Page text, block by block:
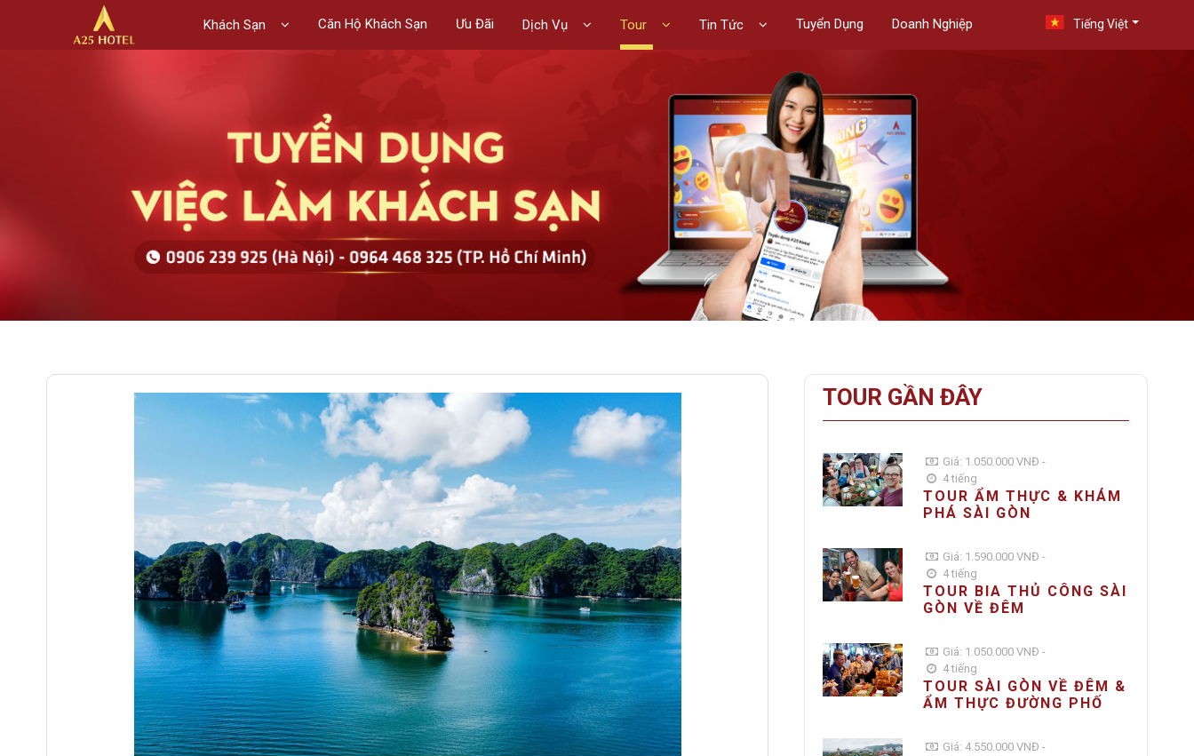
Khách Sạn Căn Hộ Khách Sạn Ưu Đãi Dịch Vụ Tour Tin Tức Tuyển Dụng Doanh Nghiệp Tiếng Việt
TOUR GẦN ĐÂY
Giá: 1.050.000 VNĐ -
4 tiếng
TOUR ẨM THỰC & KHÁM
PHÁ SÀI GÒN
Giá: 1.590.000 VNĐ -
4 tiếng
TOUR BIA THỦ CÔNG SÀI
GÒN VỀ ĐÊM
Giá: 1.050.000 VNĐ -
4 tiếng
TOUR SÀI GÒN VỀ ĐÊM &
ẨM THỰC ĐƯỜNG PHỐ
Giá: 4.550.000 VNĐ -